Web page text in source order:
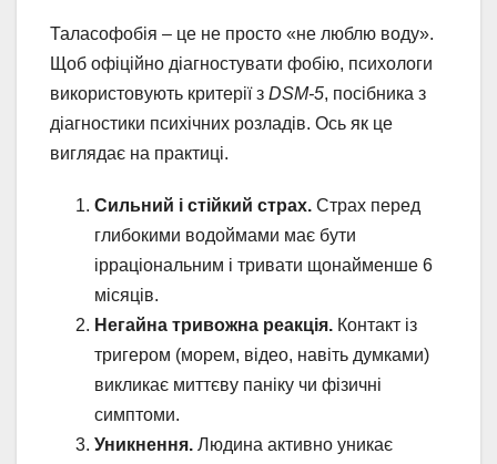
Таласофобія – це не просто «не люблю воду».
Щоб офіційно діагностувати фобію, психологи
використовують критерії з DSM-5, посібника з
діагностики психічних розладів. Ось як це
виглядає на практиці.
Сильний і стійкий страх. Страх перед
глибокими водоймами має бути
ірраціональним і тривати щонайменше 6
місяців.
Негайна тривожна реакція. Контакт із
тригером (морем, відео, навіть думками)
викликає миттєву паніку чи фізичні
симптоми.
Уникнення. Людина активно уникає